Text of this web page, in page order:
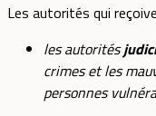
Les autorités qui
les autorités
crimes et les
personnes